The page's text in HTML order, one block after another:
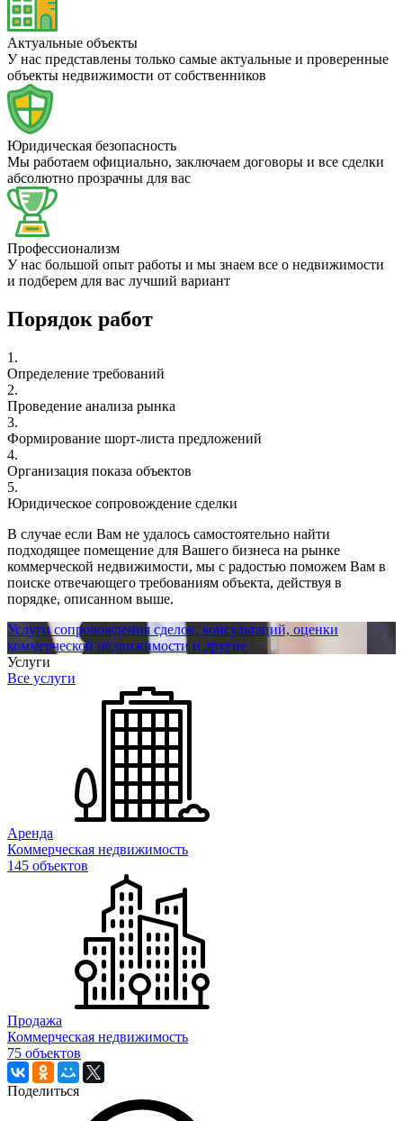
Актуальные объекты
У нас представлены только самые актуальные и проверенные
объекты недвижимости от собственников
Юридическая безопасность
Мы работаем официально, заключаем договоры и все сделки
абсолютно прозрачны для вас
Профессионализм
У нас большой опыт работы и мы знаем все о недвижимости
и подберем для вас лучший вариант
Порядок работ
1.
Определение требований
2.
Проведение анализа рынка
3.
Формирование шорт-листа предложений
4.
Организация показа объектов
5.
Юридическое сопровождение сделки
В случае если Вам не удалось самостоятельно найти
подходящее помещение для Вашего бизнеса на рынке
коммерческой недвижимости, мы с радостью поможем Вам в
поиске отвечающего требованиям объекта, действуя в
порядке, описанном выше.
Услуги сопровождения сделок, консультаций, оценки
коммерческой недвижимости и другие
Услуги
Все услуги
Аренда
Коммерческая недвижимость
145 объектов
Продажа
Коммерческая недвижимость
75 объектов
Поделиться